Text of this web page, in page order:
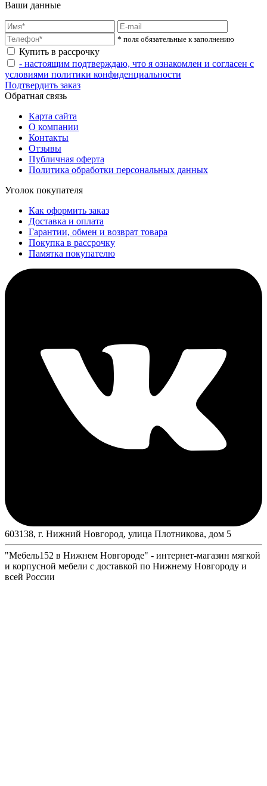
Ваши данные
* поля обязательные к заполнению
Купить в рассрочку
- настоящим подтверждаю, что я ознакомлен и согласен с
условиями политики конфиденциальности
Подтвердить заказ
Обратная связь
Карта сайта
О компании
Контакты
Отзывы
Публичная оферта
Политика обработки персональных данных
Уголок покупателя
Как оформить заказ
Доставка и оплата
Гарантии, обмен и возврат товара
Покупка в рассрочку
Памятка покупателю
603138, г. Нижний Новгород, улица Плотникова, дом 5
"Мебель152 в Нижнем Новгороде" - интернет-магазин мягкой
и корпусной мебели с доставкой по Нижнему Новгороду и
всей России